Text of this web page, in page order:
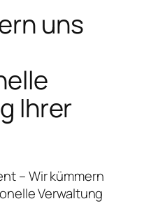
uns
Ihrer
– Wir kümmern
Verwaltung